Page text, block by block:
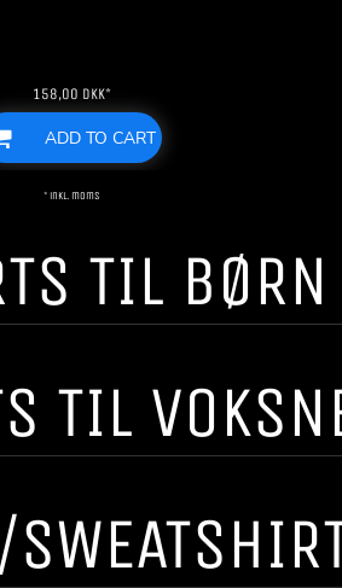
158,00 DKK*
ADD TO CART
* inkl. moms
TIL BØRN
TIL